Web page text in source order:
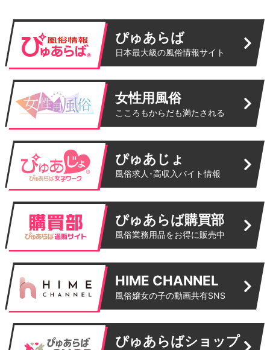
ぴゅあらば
日本最大級の風俗情報サイト
女性用風俗
こころもからだも満たされる
ぴゅあじょ
風俗求人･高収入バイト情報
ぴゅあらば購買部
風俗業務用品をお得に販売中
HIME CHANNEL
風俗嬢女の子の動画共有SNS
ぴゅあらばショップ